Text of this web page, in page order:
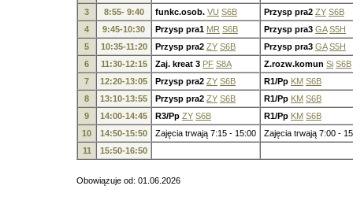
3
8:55- 9:40 funkc.osob. VU S6B Przysp pra2 ZY S6B
4
9:45-10:30 Przysp pra1 MR S6B Przysp pra3 GA S5H
5
10:35-11:20 Przysp pra2 ZY S6B Przysp pra3 GA S5H
6
11:30-12:15 Zaj. kreat 3 PF S8A Z.rozw.komun Si S6B
7
12:20-13:05 Przysp pra2 ZY S6B R1/Pp KM S6B
8
13:10-13:55 Przysp pra2 ZY S6B R1/Pp KM S6B
9
14:00-14:45 R3/Pp ZY S6B R1/Pp KM S6B
10
14:50-15:50 Zajęcia trwają 7:15 - 15:00
Zajęcia trwają 7:00 -
11
15:50-16:50
Obowiązuje od: 01.06.2026